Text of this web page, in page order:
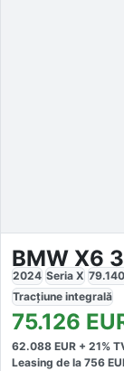
BMW X6
2024 Seria X 79.140
Tracțiune integrală
75.126
62.088 EUR + 21%
Leasing de la 756